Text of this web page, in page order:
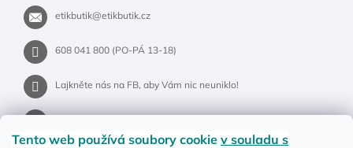
Tento web používá soubory cookie v souladu s
etikbutik@etikbutik.cz
608 041 800 (PO-PÁ 13-18)
Lajkněte nás na FB, aby Vám nic neuniklo!
etikbutik.cz